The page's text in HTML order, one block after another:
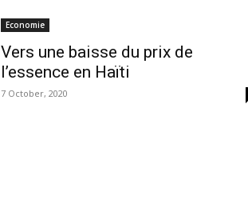
Economie
Vers une baisse du prix de
l’essence en Haïti
7 October, 2020